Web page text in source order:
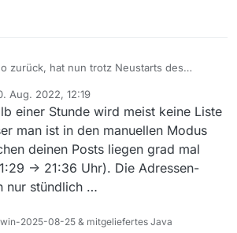
zurück, hat nun trotz Neustarts des
Aug. 2022, 12:19
von
einer Stunde wird meist keine Liste
man ist in den manuellen Modus
deinen Posts liegen grad mal
-> 21:36 Uhr). Die Adressen-
nur stündlich …
2025-08-25 & mitgeliefertes Java